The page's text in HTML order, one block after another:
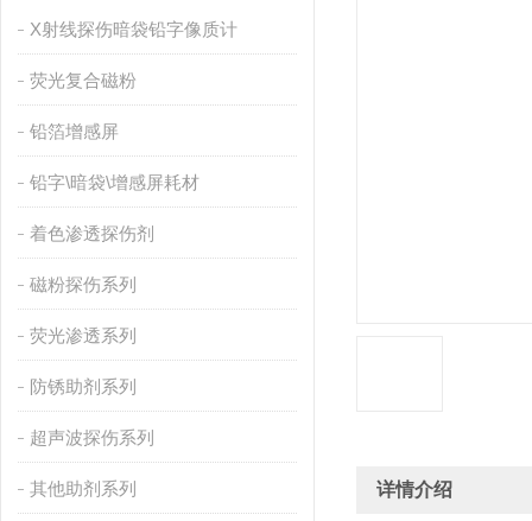
X射线探伤暗袋铅字像质计
荧光复合磁粉
铅箔增感屏
铅字\暗袋\增感屏耗材
着色渗透探伤剂
磁粉探伤系列
荧光渗透系列
防锈助剂系列
超声波探伤系列
其他助剂系列 详情介绍